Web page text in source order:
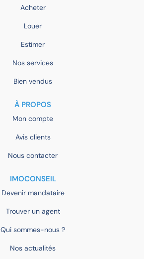
Acheter
Louer
Estimer
Nos services
Bien vendus
À PROPOS
Mon compte
Avis clients
Nous contacter
IMOCONSEIL
Devenir mandataire
Trouver un agent
Qui sommes-nous ?
Nos actualités